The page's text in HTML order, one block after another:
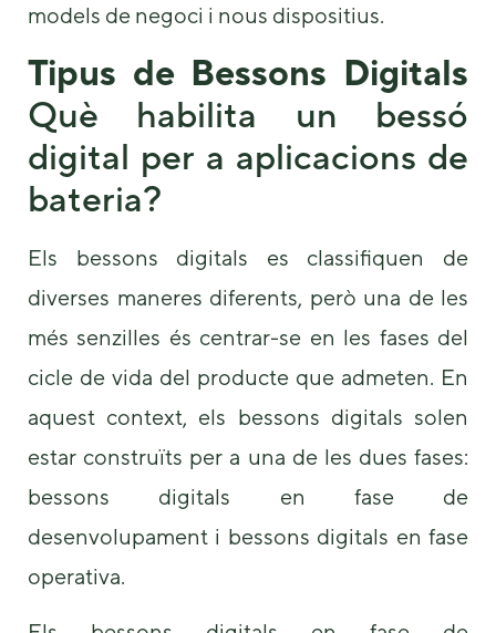
models de negoci i nous dispositius.
Tipus de Bessons Digitals
Què habilita un bessó
digital per a aplicacions de
bateria?
Els bessons digitals es classifiquen de
diverses maneres diferents, però una de les
més senzilles és centrar-se en les fases del
cicle de vida del producte que admeten. En
aquest context, els bessons digitals solen
estar construïts per a una de les dues fases:
bessons digitals en fase de
desenvolupament i bessons digitals en fase
operativa.